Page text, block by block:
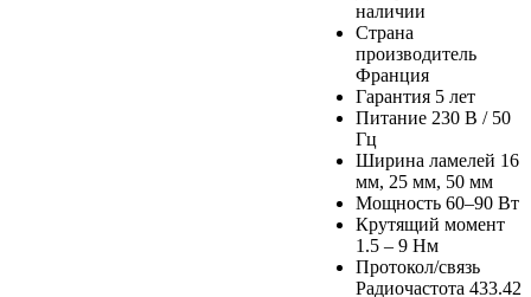
наличии
Страна
производитель
Франция
Гарантия 5 лет
Питание 230 В / 50
Гц
Ширина ламелей 16
мм, 25 мм, 50 мм
Мощность 60–90 Вт
Крутящий момент
1.5 – 9 Нм
Протокол/связь
Радиочастота 433.42